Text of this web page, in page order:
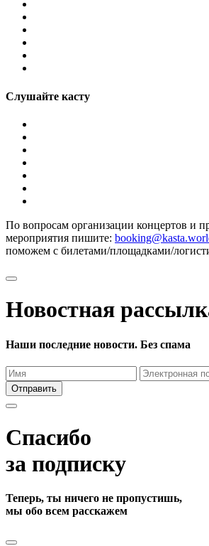
Слушайте касту
По вопросам организации концертов и
мероприятия пишите:
поможем с билетами/площадками/
Новостная
Наши последние новости. Без спама
Отправить
Спасибо
за подписку
Теперь, ты ничего не пропустишь,
мы обо всем расскажем